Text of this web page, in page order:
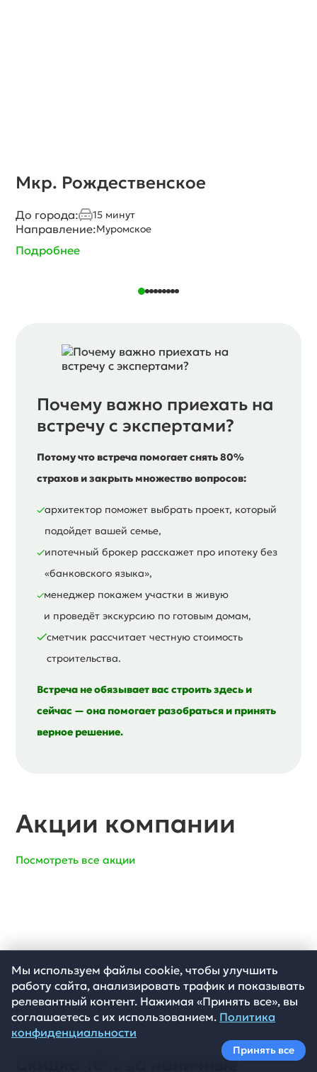
Мкр. Рождественское
До города: 15 минут
Направление:Муромское
Подробнее
Почему важно приехать на
встречу с экспертами?
Потому что встреча помогает снять 80%
страхов и закрыть множество вопросов:
архитектор поможет выбрать проект, который
подойдет вашей семье,
ипотечный брокер расскажет про ипотеку без
«банковского языка»,
менеджер покажем участки в живую
и проведёт экскурсию по готовым домам,
сметчик рассчитает честную стоимость
строительства.
Встреча не обязывает вас строить здесь и
сейчас — она помогает разобраться и принять
верное решение.
Акции компании
Посмотреть все акции
Скидка 10% за наличные
Мы используем файлы cookie, чтобы улучшить
работу сайта, анализировать трафик и показывать
релевантный контент. Нажимая «Принять все», вы
соглашаетесь с их использованием. Политика
конфиденциальности
Принять все